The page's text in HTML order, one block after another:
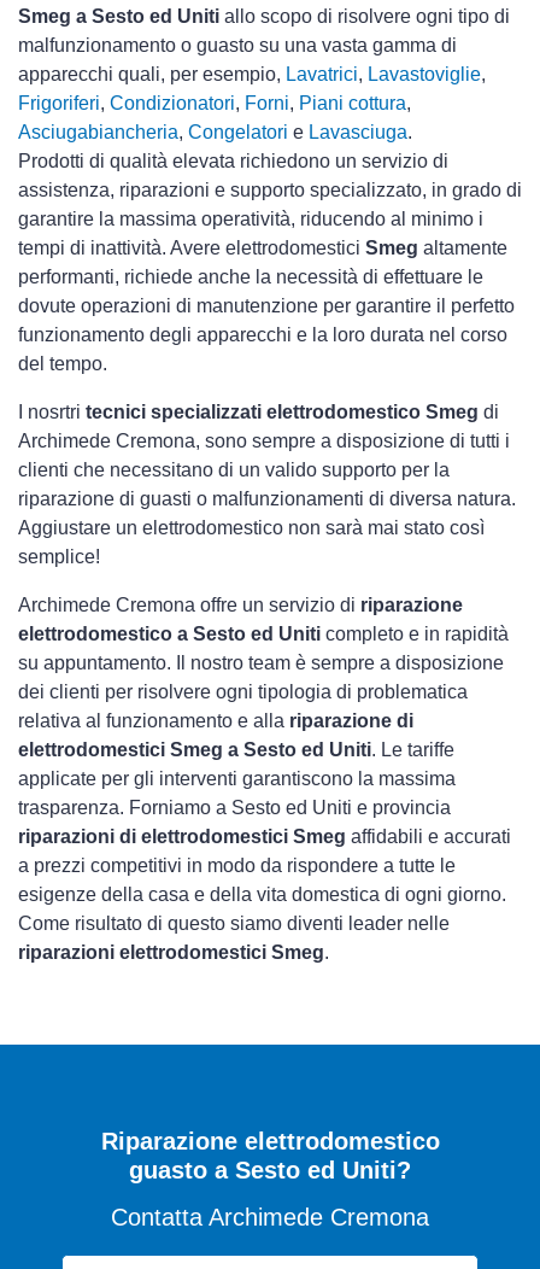
Smeg a Sesto ed Uniti allo scopo di risolvere ogni tipo di
malfunzionamento o guasto su una vasta gamma di
apparecchi quali, per esempio, Lavatrici, Lavastoviglie,
Frigoriferi, Condizionatori, Forni, Piani cottura,
Asciugabiancheria, Congelatori e Lavasciuga.
Prodotti di qualità elevata richiedono un servizio di
assistenza, riparazioni e supporto specializzato, in grado di
garantire la massima operatività, riducendo al minimo i
tempi di inattività. Avere elettrodomestici Smeg altamente
performanti, richiede anche la necessità di effettuare le
dovute operazioni di manutenzione per garantire il perfetto
funzionamento degli apparecchi e la loro durata nel corso
del tempo.
I nosrtri tecnici specializzati elettrodomestico Smeg di
Archimede Cremona, sono sempre a disposizione di tutti i
clienti che necessitano di un valido supporto per la
riparazione di guasti o malfunzionamenti di diversa natura.
Aggiustare un elettrodomestico non sarà mai stato così
semplice!
Archimede Cremona offre un servizio di riparazione
elettrodomestico a Sesto ed Uniti completo e in rapidità
su appuntamento. Il nostro team è sempre a disposizione
dei clienti per risolvere ogni tipologia di problematica
relativa al funzionamento e alla riparazione di
elettrodomestici Smeg a Sesto ed Uniti. Le tariffe
applicate per gli interventi garantiscono la massima
trasparenza. Forniamo a Sesto ed Uniti e provincia
riparazioni di elettrodomestici Smeg affidabili e accurati
a prezzi competitivi in modo da rispondere a tutte le
esigenze della casa e della vita domestica di ogni giorno.
Come risultato di questo siamo diventi leader nelle
riparazioni elettrodomestici Smeg.
Riparazione elettrodomestico
guasto a Sesto ed Uniti?
Contatta Archimede Cremona